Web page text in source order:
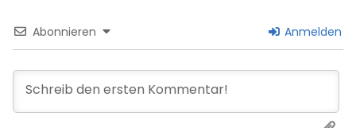
Abonnieren Anmelden